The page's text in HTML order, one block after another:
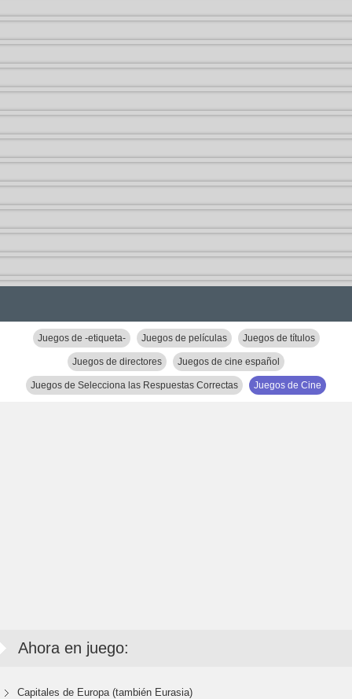
Juegos de -etiqueta- Juegos de películas Juegos de títulos
Juegos de directores Juegos de cine español
Juegos de Selecciona las Respuestas Correctas Juegos de Cine
Ahora en juego:
Capitales de Europa (también Eurasia)